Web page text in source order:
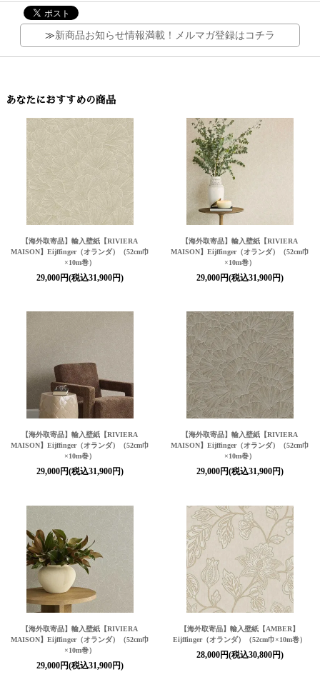
≫新商品お知らせ情報満載！メルマガ登録はコチラ
あなたにおすすめの商品
【海外取寄品】輸入壁紙 【RIVIERA
MAISON】 Eijffinger（オランダ）（52cm巾
×10m巻）
29,000円(税込31,900円)
【海外取寄品】輸入壁紙 【RIVIERA
MAISON】 Eijffinger（オランダ）（52cm巾
×10m巻）
29,000円(税込31,900円)
【海外取寄品】輸入壁紙 【RIVIERA
MAISON】 Eijffinger（オランダ）（52cm巾
×10m巻）
29,000円(税込31,900円)
【海外取寄品】輸入壁紙 【RIVIERA
MAISON】 Eijffinger（オランダ）（52cm巾
×10m巻）
29,000円(税込31,900円)
【海外取寄品】輸入壁紙 【RIVIERA
MAISON】 Eijffinger（オランダ）（52cm巾
×10m巻）
29,000円(税込31,900円)
【海外取寄品】輸入壁紙 【AMBER】
Eijffinger（オランダ）（52cm巾×10m巻）
28,000円(税込30,800円)